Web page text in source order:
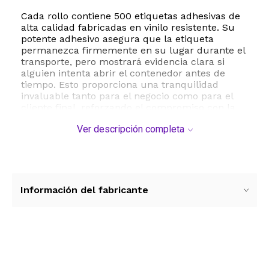
Cada rollo contiene 500 etiquetas adhesivas de
alta calidad fabricadas en vinilo resistente. Su
potente adhesivo asegura que la etiqueta
permanezca firmemente en su lugar durante el
transporte, pero mostrará evidencia clara si
alguien intenta abrir el contenedor antes de
tiempo. Esto proporciona una tranquilidad
invaluable tanto para el negocio como para el
cierre del empaque o la tapa de la bebida. Su
Ver descripción completa
Información del fabricante